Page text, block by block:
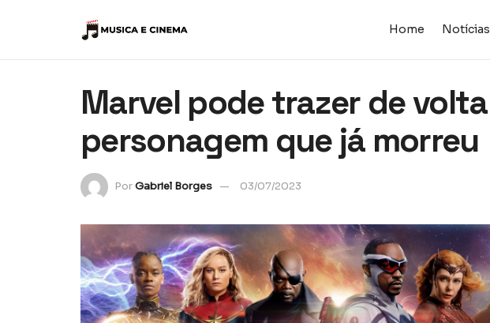
Home Notícias
Marvel pode trazer de volta
personagem que já morreu
PorGabriel Borges 03/07/2023